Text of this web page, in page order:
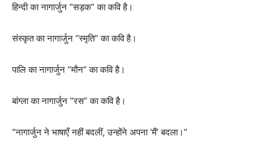
हिन्दी का नागार्जुन “सड़क” का कवि है।
संस्कृत का नागार्जुन “स्मृति” का कवि है।
पालि का नागार्जुन “मौन” का कवि है।
बांग्ला का नागार्जुन “रस” का कवि है।
“नागार्जुन ने भाषाएँ नहीं बदलीं, उन्होंने अपना ‘मैं’ बदला।”